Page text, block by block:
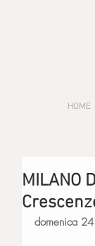
HOME
MILANO
domenica